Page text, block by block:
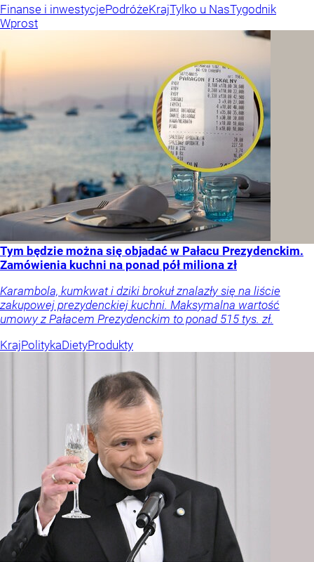
Finanse i inwestycjePodróżeKrajTylko u NasTygodnik
Wprost
Tym będzie można się objadać w Pałacu Prezydenckim.
Zamówienia kuchni na ponad pół miliona zł
Karambola, kumkwat i dziki brokuł znalazły się na liście
zakupowej prezydenckiej kuchni. Maksymalna wartość
umowy z Pałacem Prezydenckim to ponad 515 tys. zł.
KrajPolitykaDietyProdukty